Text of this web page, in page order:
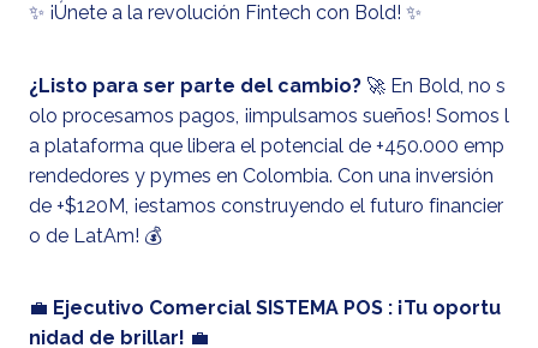
✨ ¡Únete a la revolución Fintech con Bold! ✨
¿Listo para ser parte del cambio? 🚀 En Bold, no s
olo procesamos pagos, ¡impulsamos sueños! Somos l
a plataforma que libera el potencial de +450.000 emp
rendedores y pymes en Colombia. Con una inversión
de +$120M, ¡estamos construyendo el futuro financier
o de LatAm! 💰
💼 Ejecutivo Comercial SISTEMA POS : ¡Tu oportu
nidad de brillar! 💼